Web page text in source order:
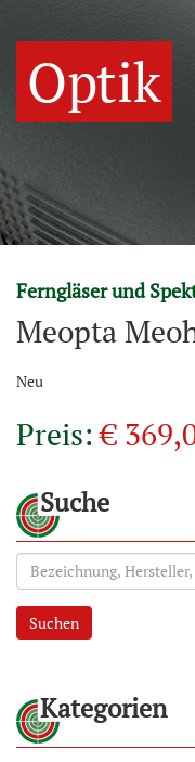
Optik
Ferngläser und
Meopta
Neu
Preis:€
Suche
Suchen
Kategorien